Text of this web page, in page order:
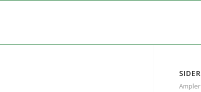
SIDER
Ampler